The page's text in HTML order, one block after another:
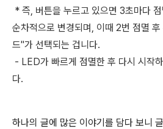
* 즉, 버튼을 누르고 있으면 3초마다
순차적으로 변경되며, 이때 2번 점멸
드"가 선택되는 겁니다.
- LED가 빠르게 점멸한 후 다시 시작
다.
하나의 글에 많은 이야기를 담다 보니